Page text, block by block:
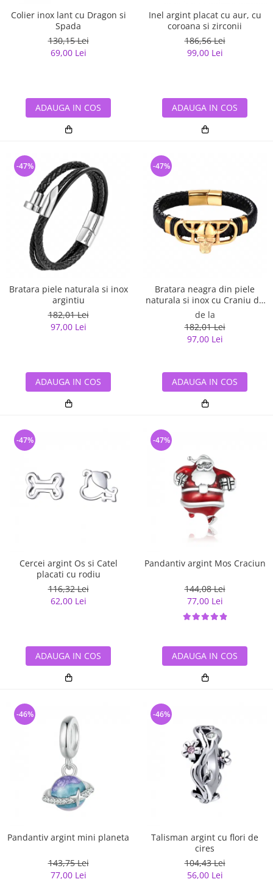
Colier inox lant cu Dragon si
Spada
130,15 Lei
69,00 Lei
ADAUGA IN COS
Inel argint placat cu aur, cu
coroana si zirconii
186,56 Lei
99,00 Lei
ADAUGA IN COS
Bratara piele naturala si inox
argintiu
182,01 Lei
97,00 Lei
-47%
ADAUGA IN COS
Bratara neagra din piele
naturala si inox cu Craniu de
Viking
de la
182,01 Lei
97,00 Lei
-47%
ADAUGA IN COS
Cercei argint Os si Catel
placati cu rodiu
116,32 Lei
62,00 Lei
-47%
ADAUGA IN COS
Pandantiv argint Mos Craciun
144,08 Lei
77,00 Lei
-47%
ADAUGA IN COS
Pandantiv argint mini planeta
143,75 Lei
77,00 Lei
-46%
Talisman argint cu flori de
cires
104,43 Lei
56,00 Lei
-46%